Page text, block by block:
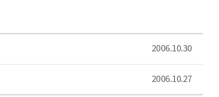
2006.10.30
2006.10.27